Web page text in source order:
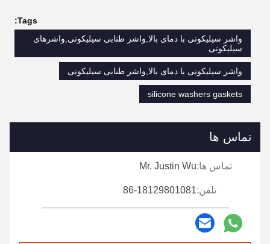
Tags:
واشر سیلیکونی با دمای بالا,واشر طنابی سیلیکونی,واشرهای
سیلیکونی
واشر سیلیکونی با دمای بالا,واشر طنابی سیلیکونی
silicone washers gaskets
تماس ها
تماس ها:Mr. Justin Wu
تلفن:86-18129801081